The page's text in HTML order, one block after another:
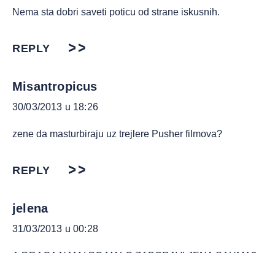
Nema sta dobri saveti poticu od strane iskusnih.
REPLY
Misantropicus
30/03/2013 u 18:26
zene da masturbiraju uz trejlere Pusher filmova?
REPLY
jelena
31/03/2013 u 00:28